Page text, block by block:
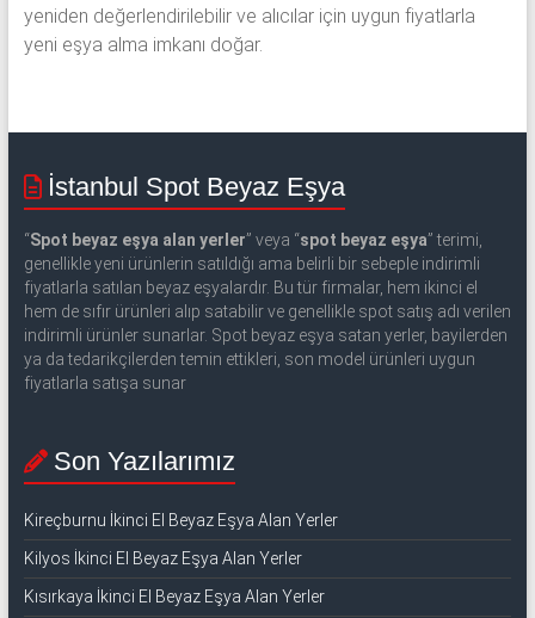
yeniden değerlendirilebilir ve alıcılar için uygun fiyatlarla
yeni eşya alma imkanı doğar.
İstanbul Spot Beyaz Eşya
“Spot beyaz eşya alan yerler” veya “spot beyaz eşya” terimi,
genellikle yeni ürünlerin satıldığı ama belirli bir sebeple indirimli
fiyatlarla satılan beyaz eşyalardır. Bu tür firmalar, hem ikinci el
hem de sıfır ürünleri alıp satabilir ve genellikle spot satış adı verilen
indirimli ürünler sunarlar. Spot beyaz eşya satan yerler, bayilerden
ya da tedarikçilerden temin ettikleri, son model ürünleri uygun
fiyatlarla satışa sunar
Son Yazılarımız
Kireçburnu İkinci El Beyaz Eşya Alan Yerler
Kilyos İkinci El Beyaz Eşya Alan Yerler
Kısırkaya İkinci El Beyaz Eşya Alan Yerler